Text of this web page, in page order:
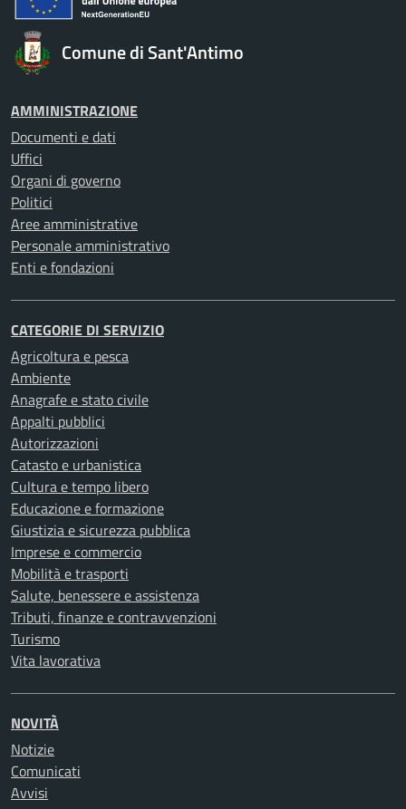
Comune di Sant'Antimo
AMMINISTRAZIONE
Documenti e dati
Uffici
Organi di governo
Politici
Aree amministrative
Personale amministrativo
Enti e fondazioni
CATEGORIE DI SERVIZIO
Agricoltura e pesca
Ambiente
Anagrafe e stato civile
Appalti pubblici
Autorizzazioni
Catasto e urbanistica
Cultura e tempo libero
Educazione e formazione
Giustizia e sicurezza pubblica
Imprese e commercio
Mobilità e trasporti
Salute, benessere e assistenza
Tributi, finanze e contravvenzioni
Turismo
Vita lavorativa
NOVITÀ
Notizie
Comunicati
Avvisi